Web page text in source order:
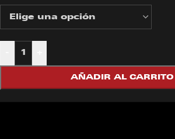
AÑADIR AL CARRITO